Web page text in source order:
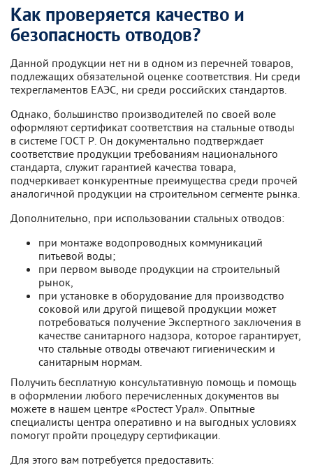
Как проверяется качество и
безопасность отводов?
Данной продукции нет ни в одном из перечней товаров,
подлежащих обязательной оценке соответствия. Ни среди
техрегламентов ЕАЭС, ни среди российских стандартов.
Однако, большинство производителей по своей воле
оформляют сертификат соответствия на стальные отводы
в системе ГОСТ Р. Он документально подтверждает
соответствие продукции требованиям национального
стандарта, служит гарантией качества товара,
подчеркивает конкурентные преимущества среди прочей
аналогичной продукции на строительном сегменте рынка.
Дополнительно, при использовании стальных отводов:
при монтаже водопроводных коммуникаций
питьевой воды;
при первом выводе продукции на строительный
рынок,
при установке в оборудование для производство
соковой или другой пищевой продукции может
потребоваться получение Экспертного заключения в
качестве санитарного надзора, которое гарантирует,
что стальные отводы отвечают гигиеническим и
санитарным нормам.
Получить бесплатную консультативную помощь и помощь
в оформлении любого перечисленных документов вы
можете в нашем центре «Ростест Урал». Опытные
специалисты центра оперативно и на выгодных условиях
помогут пройти процедуру сертификации.
Для этого вам потребуется предоставить: